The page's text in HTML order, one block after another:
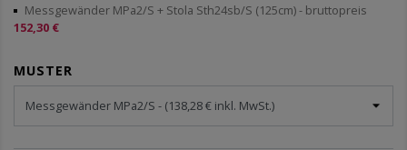
Messgewänder MPa2/S + Stola Sth24sb/S (125cm)- bruttopreis
152,30 €
MUSTER